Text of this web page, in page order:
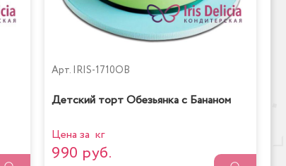
Арт. IRIS-1710OB
Детский торт Обезьянка с Бананом
Цена за кг
990 руб.